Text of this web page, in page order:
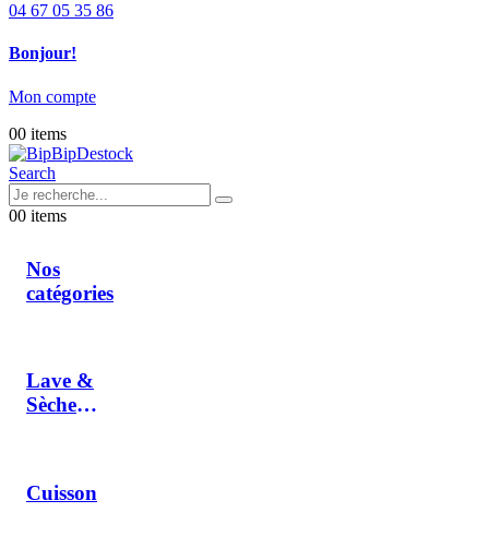
04 67 05 35 86
Bonjour!
Mon compte
00 items
Search
00 items
Nos
catégories
Lave &
Sèche
Cuisson